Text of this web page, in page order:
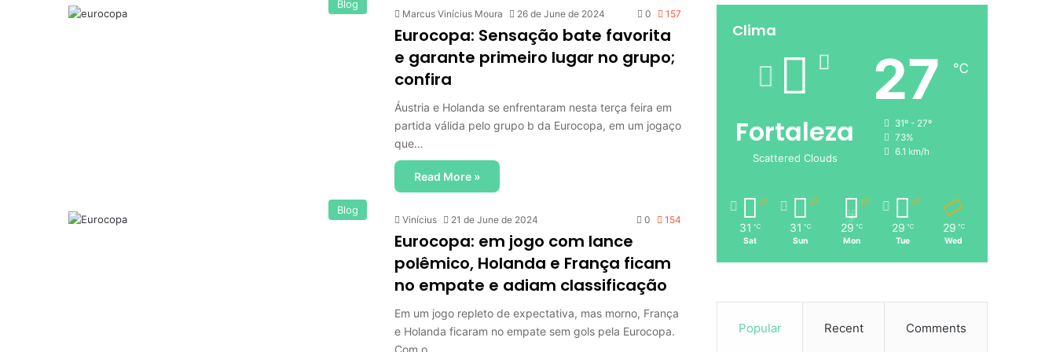
h
o
r
Blog
Marcus Vinícius Moura 26 de June de 2024 0 157
Eurocopa: Sensação bate favorita
e garante primeiro lugar no grupo;
confira
Áustria e Holanda se enfrentaram nesta terça feira em
partida válida pelo grupo b da Eurocopa, em um jogaço
que…
Read More »
Blog
Vinícius 21 de June de 2024 0 154
Eurocopa: em jogo com lance
polêmico, Holanda e França ficam
no empate e adiam classificação
Em um jogo repleto de expectativa, mas morno, França
e Holanda ficaram no empate sem gols pela Eurocopa.
Com o…
Clima
Fortaleza
Scattered Clouds
27 ℃
31º - 27º
73%
6.1 km/h
31 ℃
Sat
31 ℃
Sun
29 ℃
Mon
29 ℃
Tue
29 ℃
Wed
Popular Recent Comments